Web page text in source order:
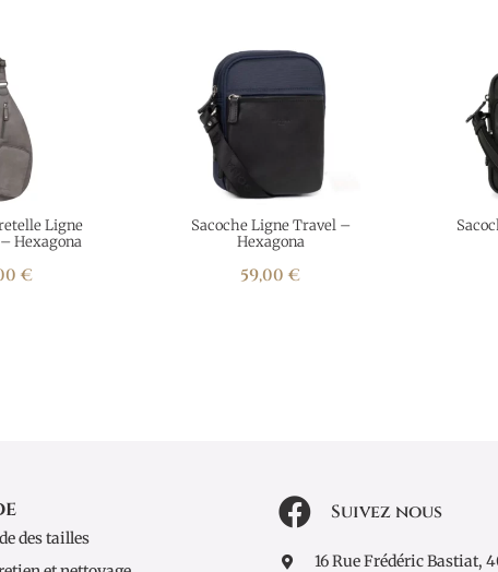
Ligne
Hexagona
€
Sacoche Ligne Travel –
Hexagona
59,00 €
des tailles
Suivez nous
16 Rue Frédéric Bastiat,